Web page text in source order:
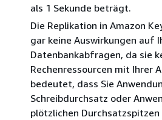
als 1 Sekunde beträgt.
Die Replikation in Amazon
gar keine Auswirkungen auf
Datenbankabfragen, da sie
Rechenressourcen mit Ihrer
bedeutet, dass Sie
Schreibdurchsatz oder
plötzlichen Durchsatzspitzen